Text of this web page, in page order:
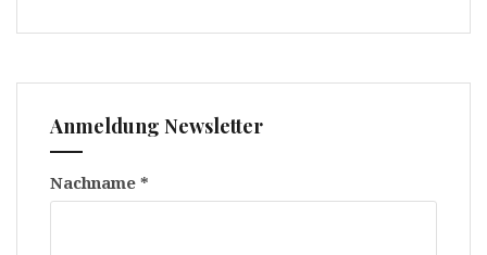
Anmeldung Newsletter
Nachname *